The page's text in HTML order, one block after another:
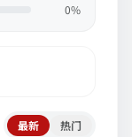
0%
最新 热门